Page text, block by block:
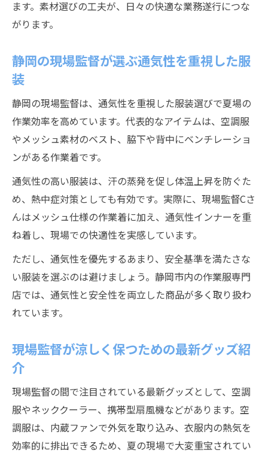
ます。素材選びの工夫が、日々の快適な業務遂行につな
がります。
静岡の現場監督が選ぶ通気性を重視した服
装
静岡の現場監督は、通気性を重視した服装選びで夏場の
作業効率を高めています。代表的なアイテムは、空調服
やメッシュ素材のベスト、脇下や背中にベンチレーショ
ンがある作業着です。
通気性の高い服装は、汗の蒸発を促し体温上昇を防ぐた
め、熱中症対策としても有効です。実際に、現場監督Cさ
んはメッシュ仕様の作業着に加え、通気性インナーを重
ね着し、現場での快適性を実感しています。
ただし、通気性を優先するあまり、安全基準を満たさな
い服装を選ぶのは避けましょう。静岡市内の作業服専門
店では、通気性と安全性を両立した商品が多く取り扱わ
れています。
現場監督が涼しく保つための最新グッズ紹
介
現場監督の間で注目されている最新グッズとして、空調
服やネッククーラー、携帯型扇風機などがあります。空
調服は、内蔵ファンで外気を取り込み、衣服内の熱気を
効率的に排出できるため、夏の現場で大変重宝されてい